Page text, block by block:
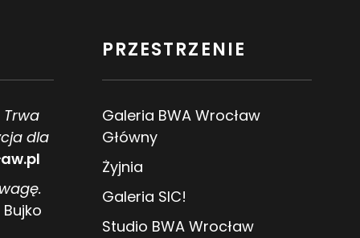
Trwa
dla
PRZESTRZENIE
Galeria BWA Wrocław
Główny
Żyjnia
Galeria SIC!
Studio BWA Wrocław